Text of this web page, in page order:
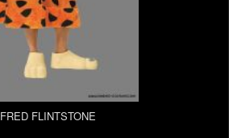
FRED FLINTSTONE